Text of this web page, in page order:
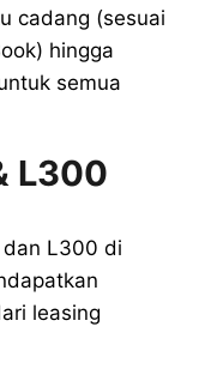
cadang (sesuai
hingga
semua
L300
dan L300 di
leasing